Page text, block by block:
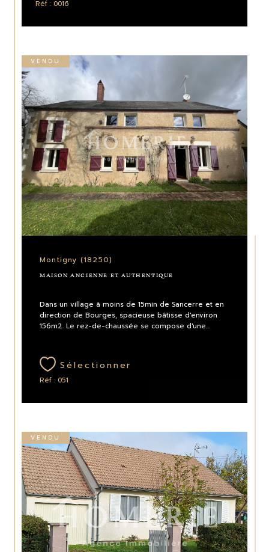
Réf : 0016
Montigny (18250)
MAISON ANCIENNE ET AUTHENTIQUE
Dans un village à moins de 15min de Sancerre et en
direction de Bourges, spacieuse bâtisse d'environ
156m2. Le rez-de-chaussée se compose d'une...
Sélectionner
Réf : 051
VENDU
VENDU